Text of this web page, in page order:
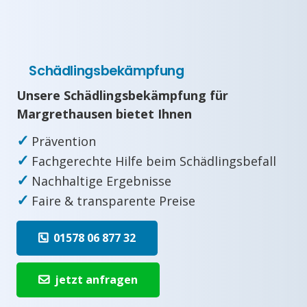
Schädlingsbekämpfung
Unsere Schädlingsbekämpfung für
Margrethausen bietet Ihnen
✓ Prävention
✓ Fachgerechte Hilfe beim Schädlingsbefall
✓ Nachhaltige Ergebnisse
✓ Faire & transparente Preise
01578 06 877 32
jetzt anfragen